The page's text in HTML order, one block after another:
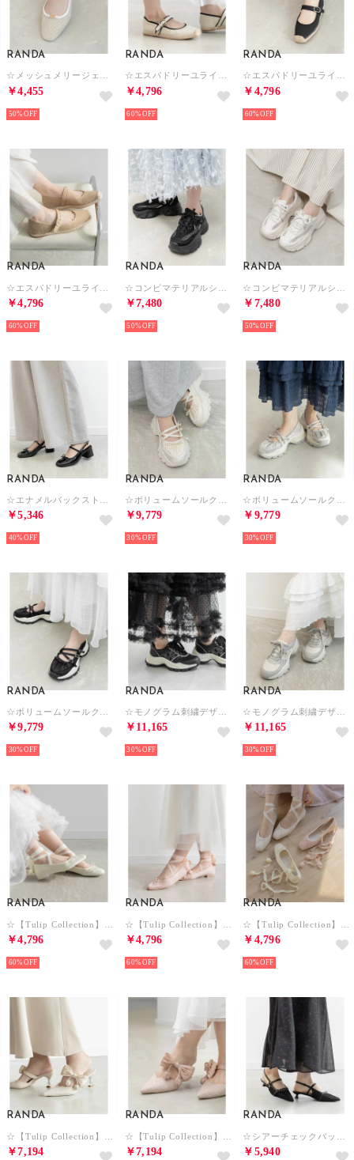
RANDA
☆メッシュメリージェーンフラットパンプス （IVORY）
￥4,455
50%
RANDA
☆エスパドリーユライクメリージェーンパンプス （IVORY）
￥4,796
60%
RANDA
☆エスパドリーユライクメリージェーンパンプス （BLACK）
￥4,796
60%
RANDA
￥4,796
60%
RANDA
￥7,480
50%
RANDA
￥7,480
50%
RANDA
￥5,346
40%
RANDA
￥9,779
30%
RANDA
￥9,779
30%
RANDA
￥9,779
30%
RANDA
￥11,165
30%
RANDA
￥11,165
30%
RANDA
￥4,796
60%
RANDA
￥4,796
60%
RANDA
￥4,796
60%
RANDA
￥7,194
RANDA
￥7,194
RANDA
￥5,940